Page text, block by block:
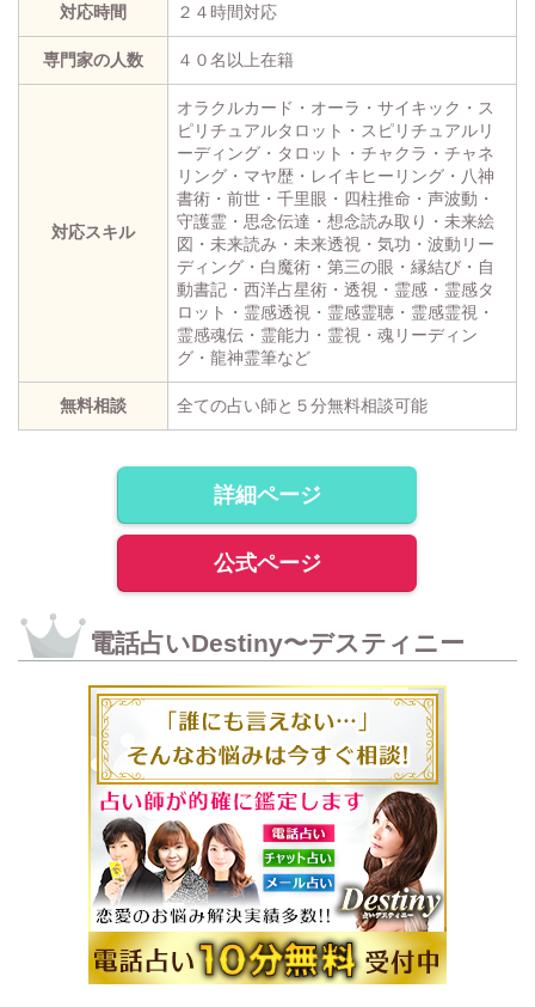
対応時間 ２４時間対応
専門家の人数 ４０名以上在籍
対応スキル
オラクルカード・オーラ・サイキック・ス
ピリチュアルタロット・スピリチュアルリ
ーディング・タロット・チャクラ・チャネ
リング・マヤ歴・レイキヒーリング・八神
書術・前世・千里眼・四柱推命・声波動・
守護霊・思念伝達・想念読み取り・未来絵
図・未来読み・未来透視・気功・波動リー
ディング・白魔術・第三の眼・縁結び・自
動書記・西洋占星術・透視・霊感・霊感タ
ロット・霊感透視・霊感霊聴・霊感霊視・
霊感魂伝・霊能力・霊視・魂リーディン
グ・龍神霊筆など
無料相談 全ての占い師と５分無料相談可能
詳細ページ
公式ページ
電話占いDestiny〜デスティニー